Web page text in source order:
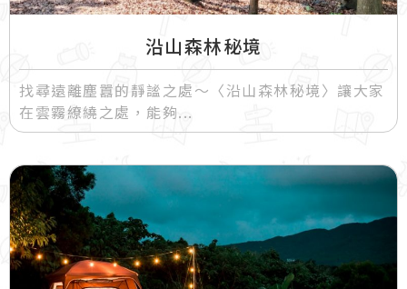
沿山森林秘境
找尋遠離塵囂的靜謐之處～〈沿山森林秘境〉讓大家
在雲霧繚繞之處，能夠